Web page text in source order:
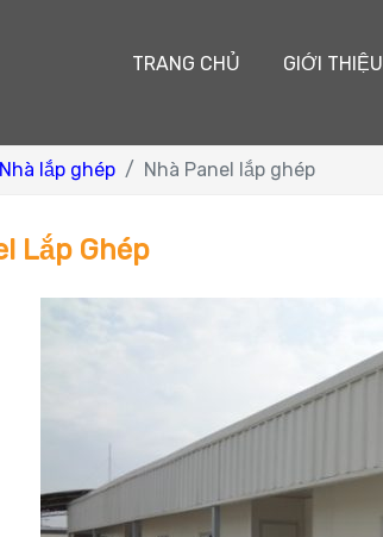
TRANG CHỦ GIỚI THIỆU
Nhà lắp ghép Nhà Panel lắp ghép
Lắp Ghép